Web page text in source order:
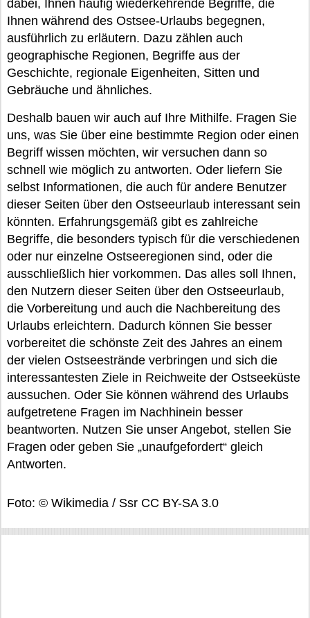
dabei, Ihnen häufig wiederkehrende Begriffe, die
Ihnen während des Ostsee-Urlaubs begegnen,
ausführlich zu erläutern. Dazu zählen auch
geographische Regionen, Begriffe aus der
Geschichte, regionale Eigenheiten, Sitten und
Gebräuche und ähnliches.
Deshalb bauen wir auch auf Ihre Mithilfe. Fragen Sie
uns, was Sie über eine bestimmte Region oder einen
Begriff wissen möchten, wir versuchen dann so
schnell wie möglich zu antworten. Oder liefern Sie
selbst Informationen, die auch für andere Benutzer
dieser Seiten über den Ostseeurlaub interessant sein
könnten. Erfahrungsgemäß gibt es zahlreiche
Begriffe, die besonders typisch für die verschiedenen
oder nur einzelne Ostseeregionen sind, oder die
ausschließlich hier vorkommen. Das alles soll Ihnen,
den Nutzern dieser Seiten über den Ostseeurlaub,
die Vorbereitung und auch die Nachbereitung des
Urlaubs erleichtern. Dadurch können Sie besser
vorbereitet die schönste Zeit des Jahres an einem
der vielen Ostseestrände verbringen und sich die
interessantesten Ziele in Reichweite der Ostseeküste
aussuchen. Oder Sie können während des Urlaubs
aufgetretene Fragen im Nachhinein besser
beantworten. Nutzen Sie unser Angebot, stellen Sie
Fragen oder geben Sie „unaufgefordert“ gleich
Antworten.
Foto: © Wikimedia / Ssr CC BY-SA 3.0